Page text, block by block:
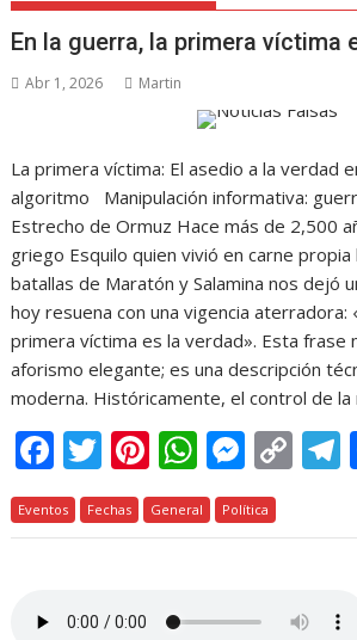
En la guerra, la primera víctima
Abr 1, 2026 Martin
La primera víctima: El asedio a la verdad
algoritmo Manipulación informativa:
Estrecho de Ormuz Hace más de 2,500
griego Esquilo quien vivió en carne
batallas de Maratón y Salamina nos dejó
hoy resuena con una vigencia aterradora:
primera víctima es la verdad». Esta frase
aforismo elegante; es una descripción
moderna. Históricamente, el control de
F
ac
e
o
T
w
itt
Pi
nt
er
st
W
h
at
M
e
ss
C
p
Li
Eventos Fechas General Política